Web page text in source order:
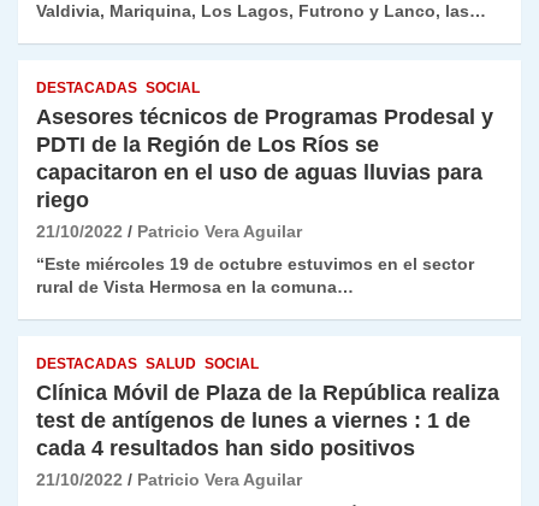
Valdivia, Mariquina, Los Lagos, Futrono y Lanco, las…
DESTACADAS SOCIAL
Asesores técnicos de Programas Prodesal y
PDTI de la Región de Los Ríos se
capacitaron en el uso de aguas lluvias para
riego
21/10/2022
Patricio Vera Aguilar
“Este miércoles 19 de octubre estuvimos en el sector
rural de Vista Hermosa en la comuna…
DESTACADAS SALUD SOCIAL
Clínica Móvil de Plaza de la República realiza
test de antígenos de lunes a viernes : 1 de
cada 4 resultados han sido positivos
21/10/2022
Patricio Vera Aguilar